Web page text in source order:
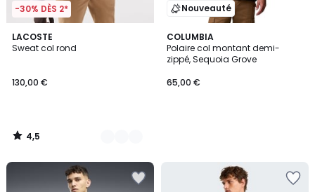
-30% DÈS 2*
LACOSTE
Sweat col rond
130,00 €
4,5
/ 5
8
Couleurs
4,5
/
Nouveauté
COLUMBIA
Polaire col montant demi-
zippé, Sequoia Grove
65,00 €